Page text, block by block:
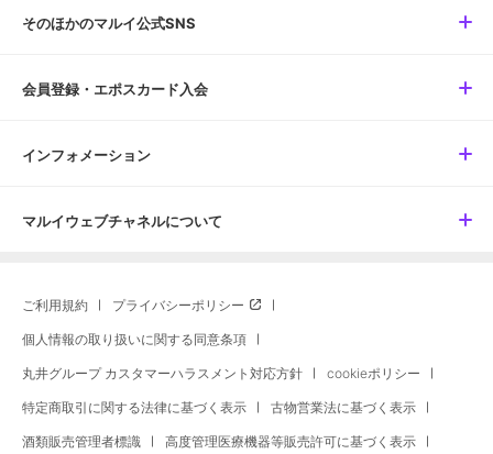
そのほかのマルイ公式SNS
会員登録・エポスカード入会
インフォメーション
マルイウェブチャネルについて
ご利用規約 プライバシーポリシー
個人情報の取り扱いに関する同意条項
丸井グループ カスタマーハラスメント対応方針 cookieポリシー
特定商取引に関する法律に基づく表示 古物営業法に基づく表示
酒類販売管理者標識 高度管理医療機器等販売許可に基づく表示